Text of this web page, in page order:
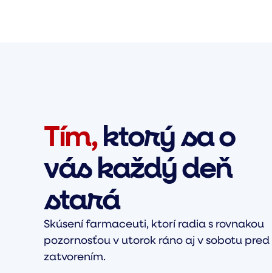
Tím,ktorý sa o
vás každý deň
stará
Skúsení farmaceuti, ktorí radia s rovnakou
pozornosťou v utorok ráno aj v sobotu pred
zatvorením.